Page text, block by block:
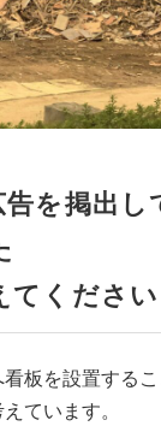
告を掲出し
てください
板を設置する
ています。